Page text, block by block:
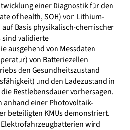
einer Diagnostik für den
of health, SOH) von Lithium-
Basis physikalisch-chemischer
sind validierte
ausgehend von Messdaten
von Batteriezellen
den Gesundheitszustand
und den Ladezustand in
Restlebensdauer vorhersagen.
anhand einer Photovoltaik-
beteiligten KMUs demonstriert.
wird